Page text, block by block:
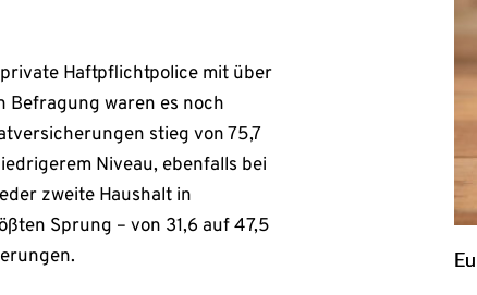
Haftpflichtpolice mit über
Befragung waren es noch
stieg von 75,7
Niveau, ebenfalls bei
zweite Haushalt in
Sprung – von 31,6 auf 47,5